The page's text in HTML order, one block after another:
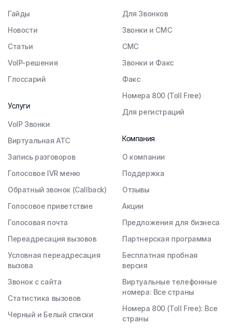
Гайды
Новости
Статьи
VoIP-решения
Глоссарий
Услуги
VoIP Звонки
Виртуальная АТС
Запись разговоров
Голосовое IVR меню
Обратный звонок (Callback)
Голосовое приветствие
Голосовая почта
Переадресация вызовов
Условная переадресация
вызова
Звонок с сайта
Статистика вызовов
Черный и Белый списки
Для Звонков
Звонки и СМС
СМС
Звонки и Факс
Факс
Номера 800 (Toll Free)
Для регистраций
Компания
О компании
Поддержка
Отзывы
Акции
Предложения для бизнеса
Партнерская программа
Бесплатная пробная
версия
Виртуальные телефонные
номера: Все страны
Номера 800 (Toll Free): Все
страны